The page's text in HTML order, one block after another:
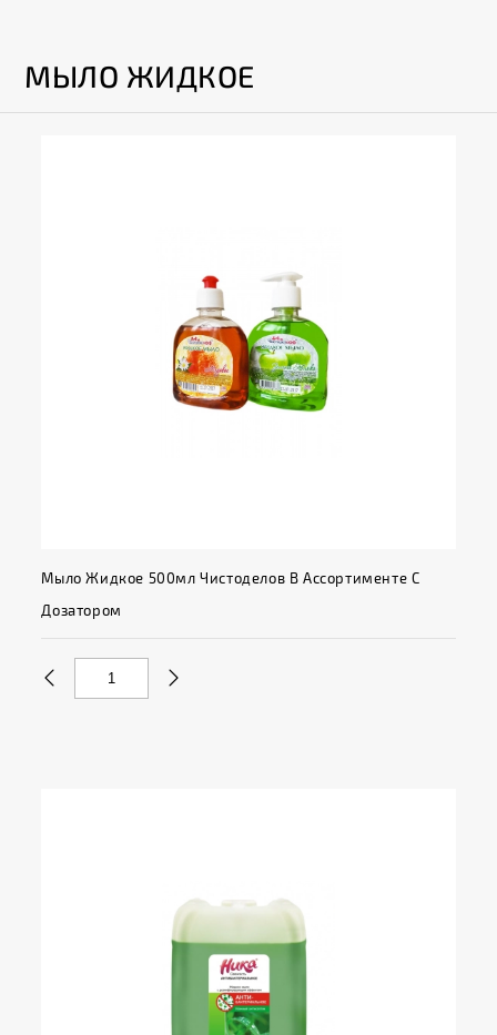
МЫЛО ЖИДКОЕ
Мыло Жидкое 500мл Чистоделов В Ассортименте С
Дозатором